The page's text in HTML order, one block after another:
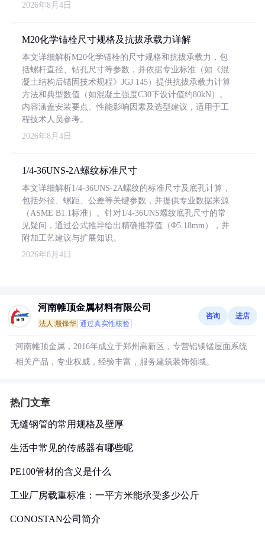
2026年8月4日
M20化学锚栓尺寸规格及抗拔承载力详解
本文详细解析M20化学锚栓的尺寸规格和抗拔承载力，包
括螺杆直径、钻孔尺寸等参数，并依据专业标准（如《混
凝土结构后锚固技术规程》JGJ 145）提供抗拔承载力计算
方法和典型数值（如混凝土强度C30下设计值约80kN）。
内容涵盖安装要点、性能影响因素及选型建议，适用于工
程技术人员参考。
2026年8月4日
1/4-36UNS-2A螺纹标准尺寸
本文详细解析1/4-36UNS-2A螺纹的标准尺寸及底孔计算，
包括外径、螺距、公差等关键参数，并提供专业数据来源
（ASME B1.1标准）。针对1/4-36UNS螺纹底孔尺寸的常
见疑问，通过公式推导给出精确推荐值（Φ5.18mm），并
附加工艺建议与扩展知识。
2026年8月4日
河南帷顶金属材料有限公司
法人:殷锋华 通过真实性核验
咨询 进店
河南帷顶金属，2016年成立于郑州高新区，专营铝镁锰屋面系统
相关产品，专业权威，经验丰富，服务建筑装饰领域。
热门文章
无缝钢管的常用规格及壁厚
生活中常见的传感器有哪些呢
PE100管材的含义是什么
工业厂房载重标准：一平方米能承受多少公斤
CONOSTAN公司简介